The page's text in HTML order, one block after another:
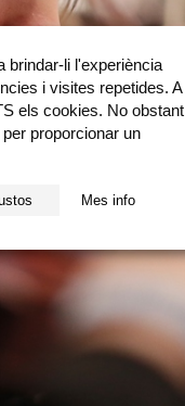
brindar-li l'experiència
i visites repetides. A
els cookies. No obstant
proporcionar un
Mes info